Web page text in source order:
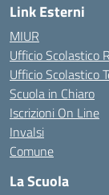
Link Esterni
MIUR
Ufficio Scolastico
Ufficio Scolastico
Scuola in Chiaro
Iscrizioni On Line
Invalsi
Comune
La Scuola